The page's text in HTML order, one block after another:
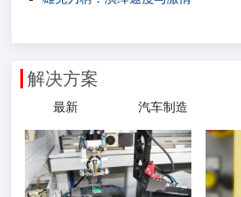
解决方案
最新 汽车制造